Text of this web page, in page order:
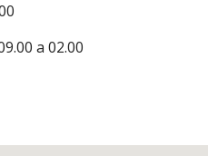
a 02.00